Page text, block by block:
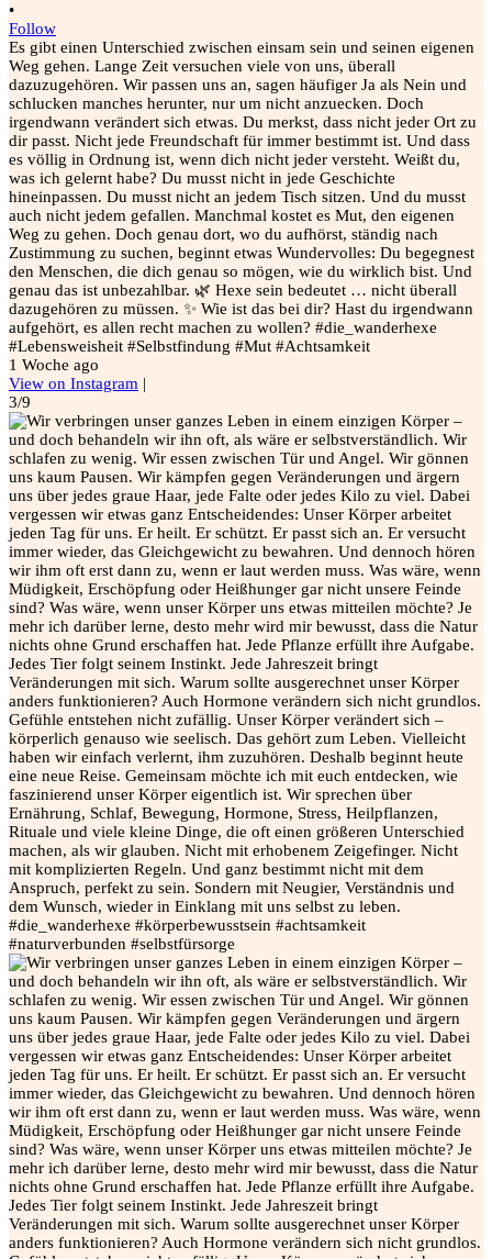
•
Follow
Es gibt einen Unterschied zwischen einsam sein und seinen eigenen
Weg gehen. Lange Zeit versuchen viele von uns, überall
dazuzugehören. Wir passen uns an, sagen häufiger Ja als Nein und
schlucken manches herunter, nur um nicht anzuecken. Doch
irgendwann verändert sich etwas. Du merkst, dass nicht jeder Ort zu
dir passt. Nicht jede Freundschaft für immer bestimmt ist. Und dass
es völlig in Ordnung ist, wenn dich nicht jeder versteht. Weißt du,
was ich gelernt habe? Du musst nicht in jede Geschichte
hineinpassen. Du musst nicht an jedem Tisch sitzen. Und du musst
auch nicht jedem gefallen. Manchmal kostet es Mut, den eigenen
Weg zu gehen. Doch genau dort, wo du aufhörst, ständig nach
Zustimmung zu suchen, beginnt etwas Wundervolles: Du begegnest
den Menschen, die dich genau so mögen, wie du wirklich bist. Und
genau das ist unbezahlbar. 🌿 Hexe sein bedeutet … nicht überall
dazugehören zu müssen. ✨ Wie ist das bei dir? Hast du irgendwann
aufgehört, es allen recht machen zu wollen? #die_wanderhexe
#Lebensweisheit #Selbstfindung #Mut #Achtsamkeit
1 Woche ago
View on Instagram |
3/9